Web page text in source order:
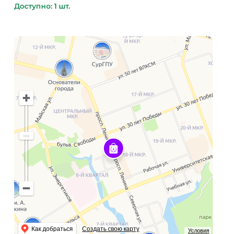
Доступно: 1 шт.
Условия
Как добраться Создать свою карту